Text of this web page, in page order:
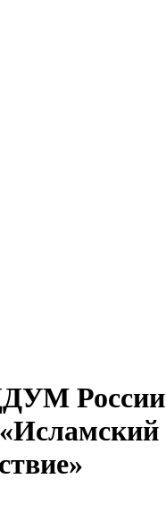
России